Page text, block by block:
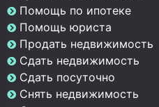
Помощь по ипотеке
Помощь юриста
Продать недвижимость
Сдать недвижимость
Сдать посуточно
Снять недвижимость